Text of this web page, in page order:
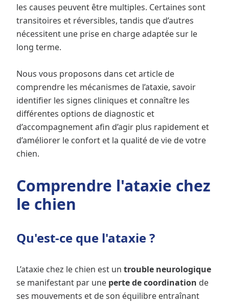
les causes peuvent être multiples. Certaines sont
transitoires et réversibles, tandis que d’autres
nécessitent une prise en charge adaptée sur le
long terme.
Nous vous proposons dans cet article de
comprendre les mécanismes de l’ataxie, savoir
identifier les signes cliniques et connaître les
différentes options de diagnostic et
d’accompagnement afin d’agir plus rapidement et
d’améliorer le confort et la qualité de vie de votre
chien.
Comprendre l'ataxie chez
le chien
Qu'est-ce que l'ataxie ?
L’ataxie chez le chien est un trouble neurologique
se manifestant par une perte de coordination de
ses mouvements et de son équilibre entraînant